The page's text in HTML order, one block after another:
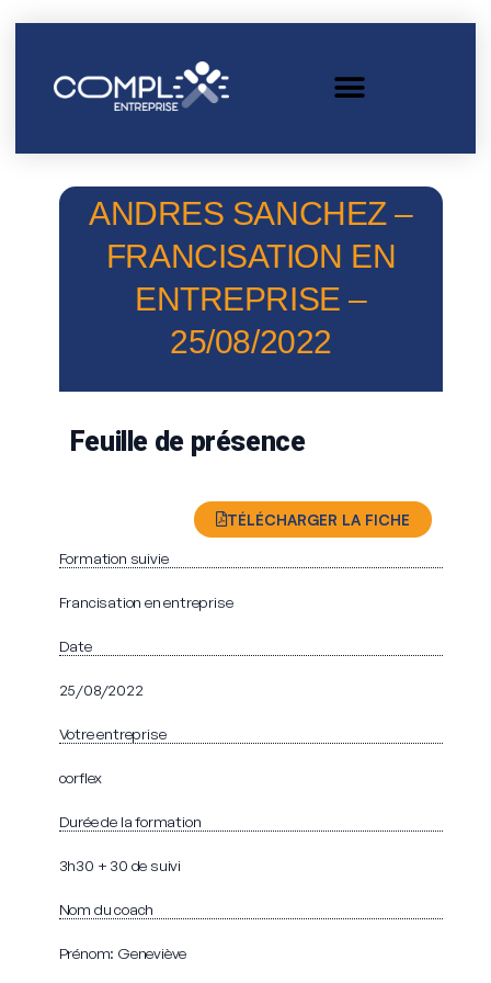
ANDRES SANCHEZ –
FRANCISATION EN
ENTREPRISE –
25/08/2022
Feuille de présence
TÉLÉCHARGER LA FICHE
Formation suivie
Francisation en entreprise
Date
25/08/2022
Votre entreprise
corflex
Durée de la formation
3h30 + 30 de suivi
Nom du coach
Prénom: Geneviève